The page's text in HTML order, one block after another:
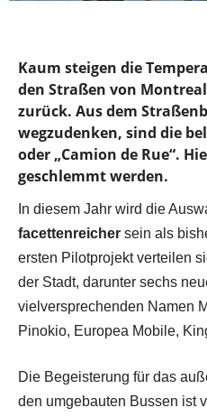
Kaum steigen die
den Straßen von
zurück. Aus dem
wegzudenken, sind die
oder „Camion de Rue“.
geschlemmt werden.
In diesem Jahr wird die
facettenreicher sein als
ersten Pilotprojekt verteilen
der Stadt, darunter sechs
vielversprechenden Namen
Pinokio, Europea Mobile,
Die Begeisterung für das
den umgebauten Bussen ist